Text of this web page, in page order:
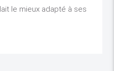
le mieux adapté à ses